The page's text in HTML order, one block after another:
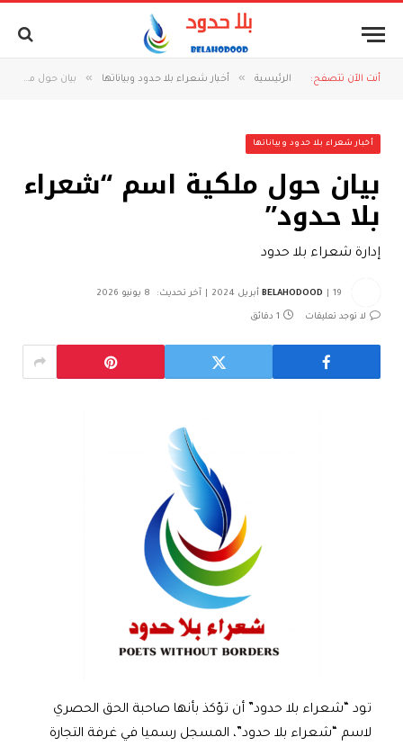
أنت الآن تتصفح: الرئيسية » أخبار شعراء بلا حدود وبياناتها » بيان حول ملكية اسم “شعراء بلا حدود”
أخبار شعراء بلا حدود وبياناتها
بيان حول ملكية اسم “شعراء
بلا حدود”
إدارة شعراء بلا حدود
BELAHODOOD 19 أبريل 2024 آخر تحديث: 8 يونيو 2026
لا توجد تعليقات 1 دقائق
تود “شعراء بلا حدود” أن تؤكذ بأنها صاحبة الحق الحصري
لاسم “شعراء بلا حدود”، المسجل رسميا في غرفة التجارة